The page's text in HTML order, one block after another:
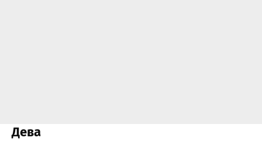
Дева